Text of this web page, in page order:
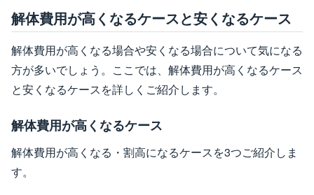
解体費用が高くなるケースと安くなるケース
解体費用が高くなる場合や安くなる場合について気になる
方が多いでしょう。ここでは、解体費用が高くなるケース
と安くなるケースを詳しくご紹介します。
解体費用が高くなるケース
解体費用が高くなる・割高になるケースを3つご紹介しま
す。